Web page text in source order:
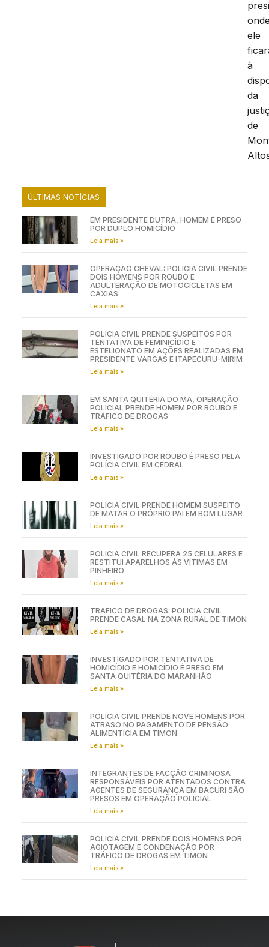
ele
à
da
de
ÚLTIMAS NOTÍCIAS
EM PRESIDENTE DUTRA, HOMEM É PRESO
POR DUPLO HOMICÍDIO
Leia mais »
OPERAÇÃO CHEVAL: POLÍCIA CIVIL PRENDE
DOIS HOMENS POR ROUBO E
ADULTERAÇÃO DE MOTOCICLETAS EM
CAXIAS
Leia mais »
POLÍCIA CIVIL PRENDE SUSPEITOS POR
TENTATIVA DE FEMINICÍDIO E
ESTELIONATO EM AÇÕES REALIZADAS EM
PRESIDENTE VARGAS E ITAPECURU-MIRIM
Leia mais »
EM SANTA QUITÉRIA DO MA, OPERAÇÃO
POLICIAL PRENDE HOMEM POR ROUBO E
TRÁFICO DE DROGAS
Leia mais »
INVESTIGADO POR ROUBO É PRESO PELA
POLÍCIA CIVIL EM CEDRAL
Leia mais »
POLÍCIA CIVIL PRENDE HOMEM SUSPEITO
DE MATAR O PRÓPRIO PAI EM BOM LUGAR
Leia mais »
POLÍCIA CIVIL RECUPERA 25 CELULARES E
RESTITUI APARELHOS ÀS VÍTIMAS EM
PINHEIRO
Leia mais »
TRÁFICO DE DROGAS: POLÍCIA CIVIL
PRENDE CASAL NA ZONA RURAL DE TIMON
Leia mais »
INVESTIGADO POR TENTATIVA DE
HOMICÍDIO E HOMICÍDIO É PRESO EM
SANTA QUITÉRIA DO MARANHÃO
Leia mais »
POLÍCIA CIVIL PRENDE NOVE HOMENS POR
ATRASO NO PAGAMENTO DE PENSÃO
ALIMENTÍCIA EM TIMON
Leia mais »
INTEGRANTES DE FACÇÃO CRIMINOSA
RESPONSÁVEIS POR ATENTADOS CONTRA
AGENTES DE SEGURANÇA EM BACURI SÃO
PRESOS EM OPERAÇÃO POLICIAL
Leia mais »
POLÍCIA CIVIL PRENDE DOIS HOMENS POR
AGIOTAGEM E CONDENAÇÃO POR
TRÁFICO DE DROGAS EM TIMON
Leia mais »